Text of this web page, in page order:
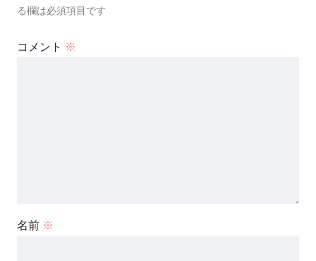
る欄は必須項目です
コメント ※
名前 ※